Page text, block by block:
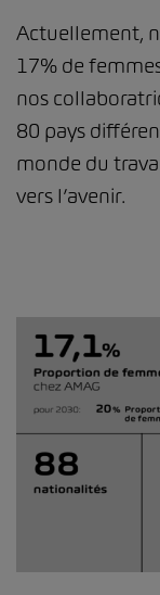
Actuellement,
17% de
nos
80 pays
monde du
vers l’avenir.